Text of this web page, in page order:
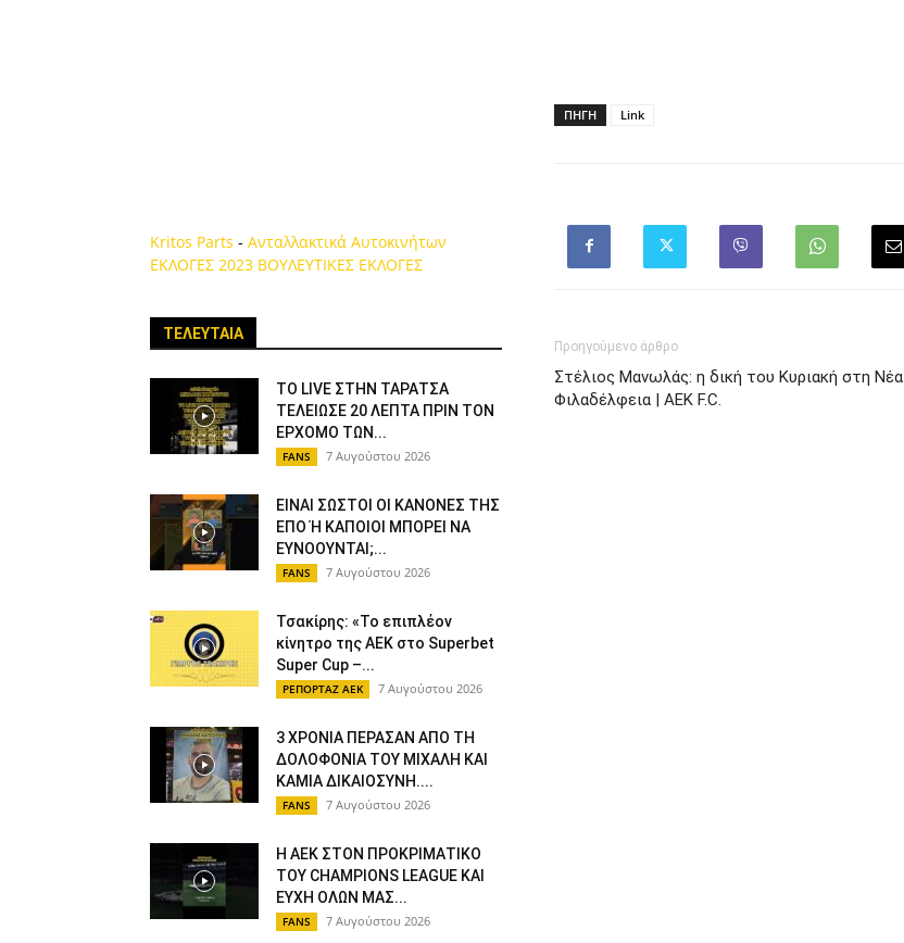
ΠΗΓΗ Link
Προηγούμενο άρθρο
Στέλιος Μανωλάς: η δική του Κυριακή στη Νέα
Φιλαδέλφεια | AEK F.C.
Kritos Parts - Ανταλλακτικά Αυτοκινήτων
ΕΚΛΟΓΕΣ 2023 ΒΟΥΛΕΥΤΙΚΕΣ ΕΚΛΟΓΕΣ
ΤΕΛΕΥΤΑΙΑ
ΤΟ LIVE ΣΤΗΝ ΤΑΡΑΤΣΑ
ΤΕΛΕΙΩΣΕ 20 ΛΕΠΤΑ ΠΡΙΝ ΤΟΝ
ΕΡΧΟΜΟ ΤΩΝ...
FANS 7 Αυγούστου 2026
ΕΙΝΑΙ ΣΩΣΤΟΙ ΟΙ ΚΑΝΟΝΕΣ ΤΗΣ
ΕΠΟ Ή ΚΑΠΟΙΟΙ ΜΠΟΡΕΙ ΝΑ
ΕΥΝΟΟΥΝΤΑΙ;...
FANS 7 Αυγούστου 2026
Τσακίρης: «Το επιπλέον
κίνητρο της ΑΕΚ στο Superbet
Super Cup –...
ΡΕΠΟΡΤΑΖ ΑΕΚ 7 Αυγούστου 2026
3 ΧΡΟΝΙΑ ΠΕΡΑΣΑΝ ΑΠΟ ΤΗ
ΔΟΛΟΦΟΝΙΑ ΤΟΥ ΜΙΧΑΛΗ ΚΑΙ
ΚΑΜΙΑ ΔΙΚΑΙΟΣΥΝΗ....
FANS 7 Αυγούστου 2026
Η ΑΕΚ ΣΤΟΝ ΠΡΟΚΡΙΜΑΤΙΚΟ
ΤΟΥ CHAMPIONS LEAGUE ΚΑΙ
ΕΥΧΗ ΟΛΩΝ ΜΑΣ...
FANS 7 Αυγούστου 2026